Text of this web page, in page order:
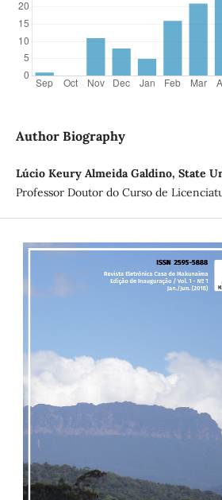
Author Biography
Lúcio Keury Almeida Galdino, State
Professor Doutor do Curso de